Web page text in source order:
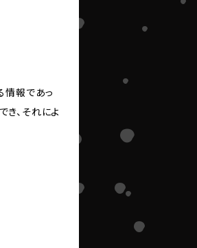
情報であっ
、それによ